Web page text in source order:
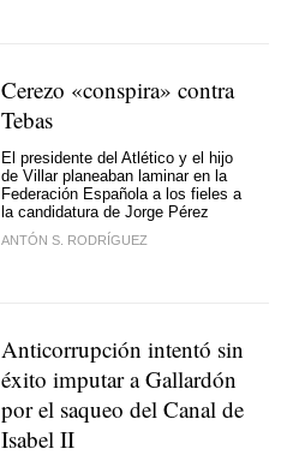
Cerezo «conspira» contra
Tebas
El presidente del Atlético y el hijo
de Villar planeaban laminar en la
Federación Española a los fieles a
la candidatura de Jorge Pérez
ANTÓN S. RODRÍGUEZ
Anticorrupción intentó sin
éxito imputar a Gallardón
por el saqueo del Canal de
Isabel II